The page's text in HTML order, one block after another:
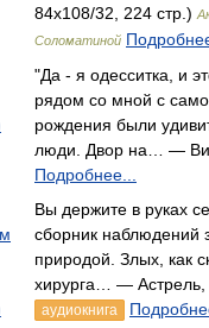
84x108/32, 224 стр.)
Соломатиной
"Да - я одесситка, и
рядом со мной с
рождения были
люди. Двор на… —
Подробнее...
Вы держите в руках
сборник наблюдений
природой. Злых, как
хирурга… — Астрель,
аудиокнига